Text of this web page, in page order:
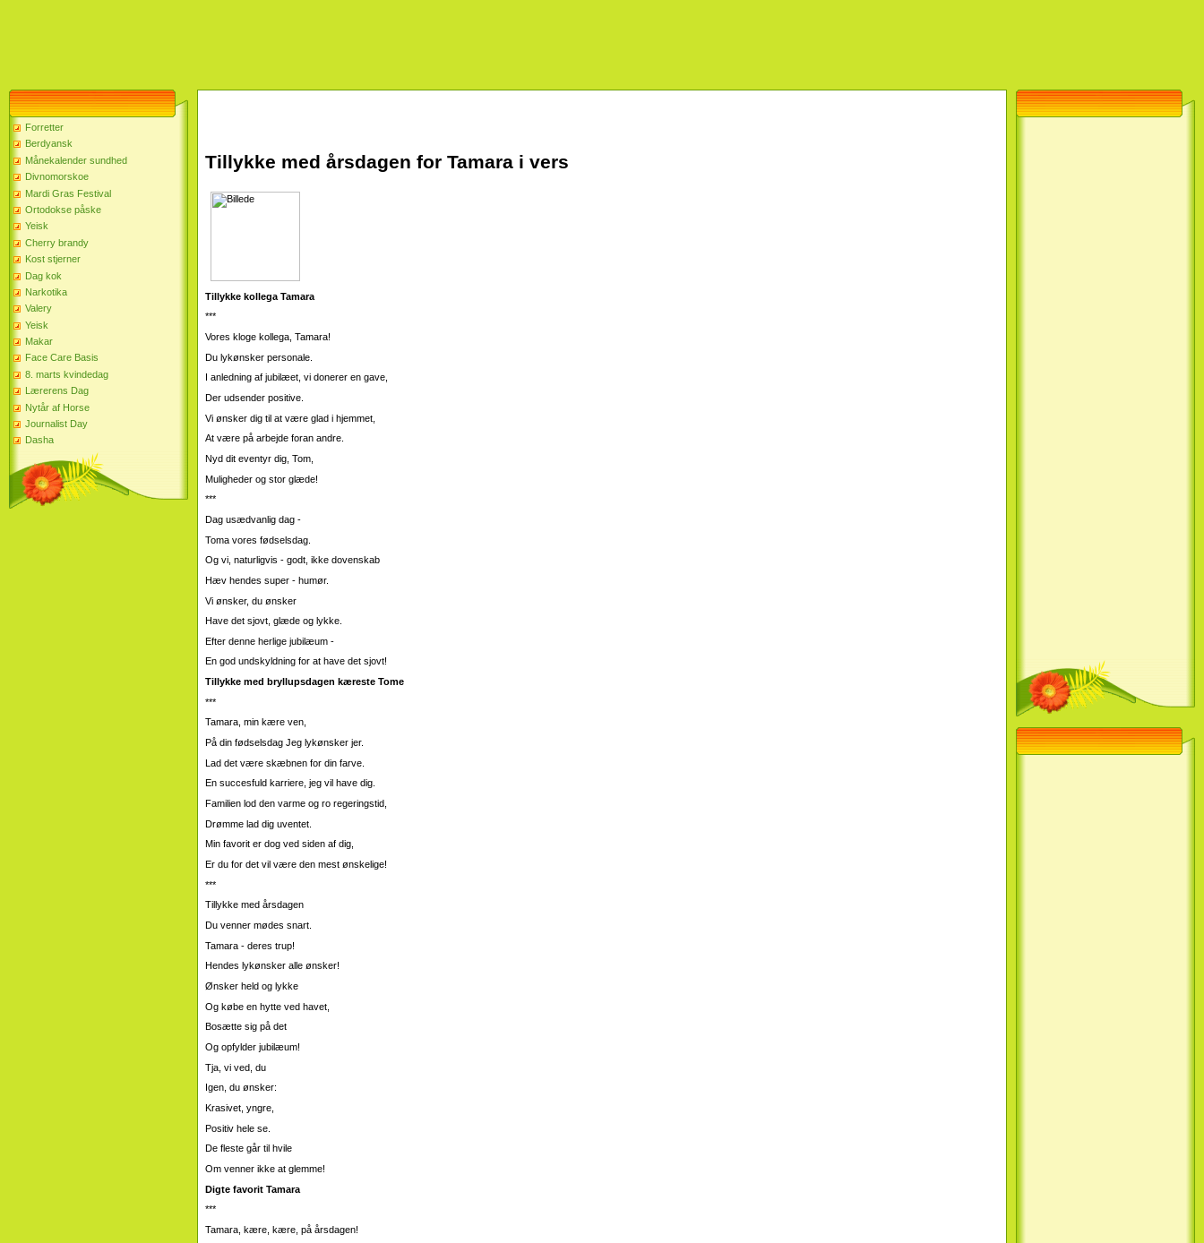
Forretter
Berdyansk
Månekalender sundhed
Divnomorskoe
Mardi Gras Festival
Ortodokse påske
Yeisk
Cherry brandy
Kost stjerner
Dag kok
Narkotika
Valery
Yeisk
Makar
Face Care Basis
8. marts kvindedag
Lærerens Dag
Nytår af Horse
Journalist Day
Dasha
Tillykke med årsdagen for Tamara i vers
Tillykke kollega Tamara
***
Vores kloge kollega, Tamara!
Du lykønsker personale.
I anledning af jubilæet, vi donerer en gave,
Der udsender positive.
Vi ønsker dig til at være glad i hjemmet,
At være på arbejde foran andre.
Nyd dit eventyr dig, Tom,
Muligheder og stor glæde!
***
Dag usædvanlig dag -
Toma vores fødselsdag.
Og vi, naturligvis - godt, ikke dovenskab
Hæv hendes super - humør.
Vi ønsker, du ønsker
Have det sjovt, glæde og lykke.
Efter denne herlige jubilæum -
En god undskyldning for at have det sjovt!
Tillykke med bryllupsdagen kæreste Tome
***
Tamara, min kære ven,
På din fødselsdag Jeg lykønsker jer.
Lad det være skæbnen for din farve.
En succesfuld karriere, jeg vil have dig.
Familien lod den varme og ro regeringstid,
Drømme lad dig uventet.
Min favorit er dog ved siden af ​​dig,
Er du for det vil være den mest ønskelige!
***
Tillykke med årsdagen
Du venner mødes snart.
Tamara - deres trup!
Hendes lykønsker alle ønsker!
Ønsker held og lykke
Og købe en hytte ved havet,
Bosætte sig på det
Og opfylder jubilæum!
Tja, vi ved, du
Igen, du ønsker:
Krasivet, yngre,
Positiv hele se.
De fleste går til hvile
Om venner ikke at glemme!
Digte favorit Tamara
***
Tamara, kære, kære, på årsdagen!